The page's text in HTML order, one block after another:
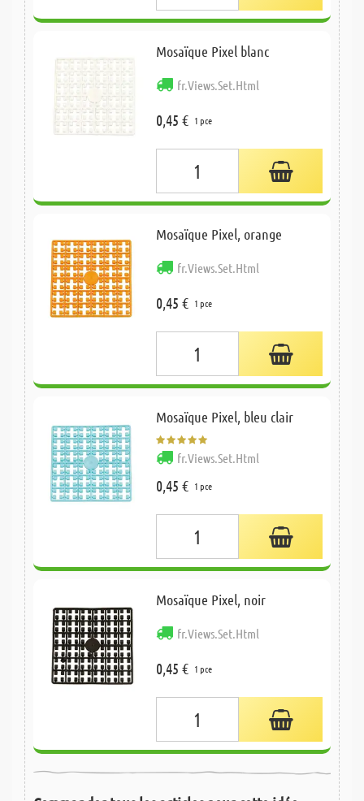
Mosaïque Pixel blanc
fr.Views.Set.Html
0,45 € 1 pce
Mosaïque Pixel, orange
fr.Views.Set.Html
0,45 € 1 pce
Mosaïque Pixel, bleu clair
fr.Views.Set.Html
0,45 € 1 pce
Mosaïque Pixel, noir
fr.Views.Set.Html
0,45 € 1 pce